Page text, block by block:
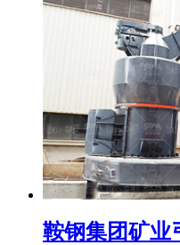
鞍钢集团矿业